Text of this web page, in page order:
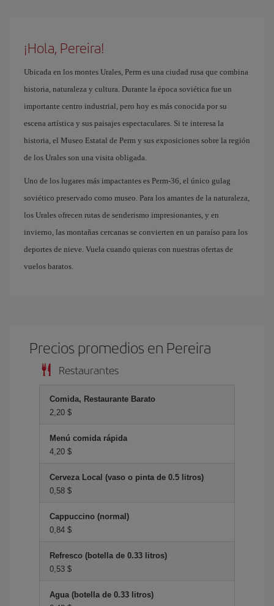
¡Hola, Pereira!
Ubicada en los montes Urales, Perm es una ciudad rusa que combina
historia, naturaleza y cultura. Durante la época soviética fue un
importante centro industrial, pero hoy es más conocida por su
escena artística y sus paisajes espectaculares. Si te interesa la
historia, el Museo Estatal de Perm y sus exposiciones sobre la región
de los Urales son una visita obligada.
Uno de los lugares más impactantes es Perm-36, el único gulag
soviético preservado como museo. Para los amantes de la naturaleza,
los Urales ofrecen rutas de senderismo impresionantes, y en
invierno, las montañas cercanas se convierten en un paraíso para los
deportes de nieve. Vuela cuando quieras con nuestras ofertas de
vuelos baratos.
Precios promedios en Pereira
Restaurantes
Comida, Restaurante Barato
2,20 $
Menú comida rápida
4,20 $
Cerveza Local (vaso o pinta de 0.5 litros)
0,58 $
Cappuccino (normal)
0,84 $
Refresco (botella de 0.33 litros)
0,53 $
Agua (botella de 0.33 litros)